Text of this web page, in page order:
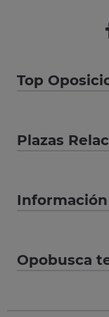
Top
Plazas
Opobusca